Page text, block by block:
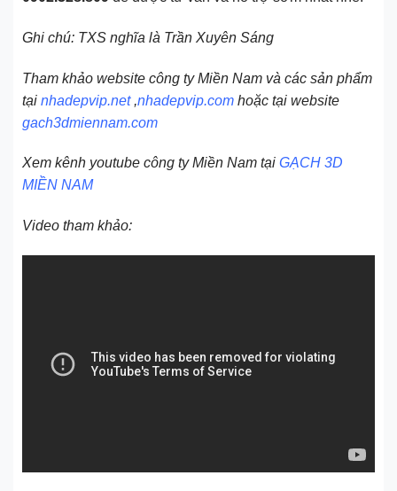
Ghi chú: TXS nghĩa là Trần Xuyên Sáng
Tham khảo website công ty Miền Nam và các sản phẩm
tại nhadepvip.net ,nhadepvip.com hoặc tại website
gach3dmiennam.com
Xem kênh youtube công ty Miền Nam tại GẠCH 3D
MIỀN NAM
Video tham khảo: